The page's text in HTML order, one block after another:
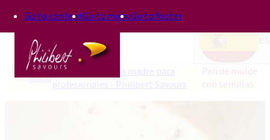
Go to contentGo to menuGo to footer
InicioRecetas con masa madre para
profesionales - Philibert Savours
Pan de molde
con semillas